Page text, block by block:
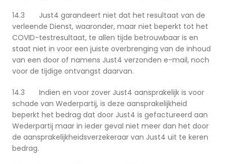
14.3 Just4 garandeert niet dat het resultaat van de
verleende Dienst, waaronder, maar niet beperkt tot het
COVID-testresultaat, te allen tijde betrouwbaar is en
staat niet in voor een juiste overbrenging van de inhoud
van een door of namens Just4 verzonden e-mail, noch
voor de tijdige ontvangst daarvan.
14.3 Indien en voor zover Just4 aansprakelijk is voor
schade van Wederpartij, is deze aansprakelijkheid
beperkt het bedrag dat door Just4 is gefactureerd aan
Wederpartij maar in ieder geval niet meer dan het door
de aansprakelijkheidsverzekeraar van Just4 uit te keren
bedrag.